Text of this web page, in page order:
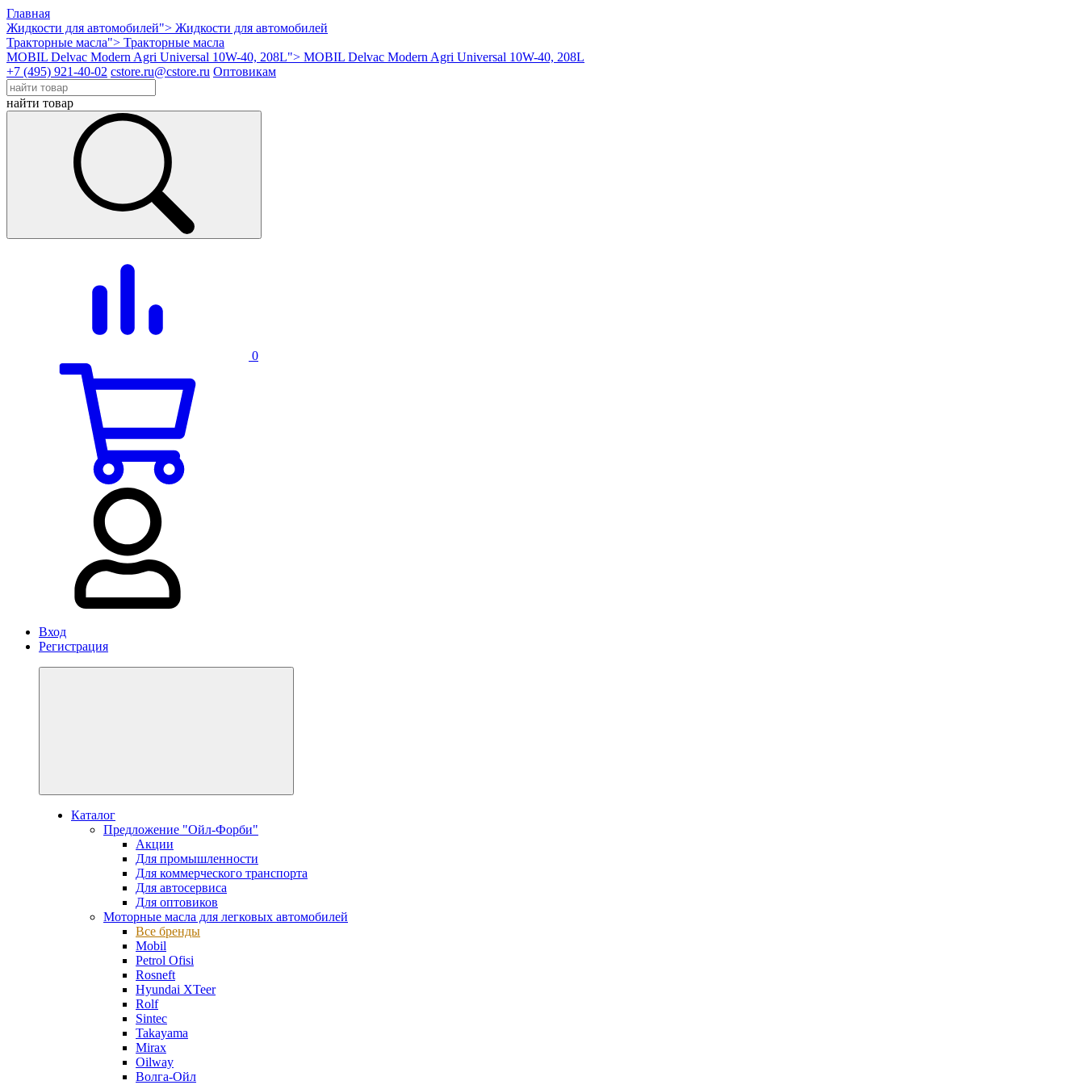
Главная
Жидкости для автомобилей"> Жидкости для автомобилей
Тракторные масла"> Тракторные масла
MOBIL Delvac Modern Agri Universal 10W-40, 208L"> MOBIL Delvac Modern Agri Universal 10W-40, 208L
+7 (495) 921-40-02 cstore.ru@cstore.ru Оптовикам
найти товар
0
Вход
Регистрация
Каталог
Предложение "Ойл-Форби"
Акции
Для промышленности
Для коммерческого транспорта
Для автосервиса
Для оптовиков
Моторные масла для легковых автомобилей
Все бренды
Mobil
Petrol Ofisi
Rosneft
Hyundai XTeer
Rolf
Sintec
Takayama
Mirax
Oilway
Волга-Ойл